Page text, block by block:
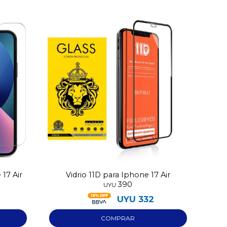
Air Vidrio 11D para Iphone 17 Air
UYU 390
UYU 332